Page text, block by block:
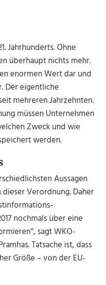
Jahrhunderts. Ohne
überhaupt nichts mehr.
enormen Wert dar und
Der eigentliche
mehreren Jahrzehnten.
müssen Unternehmen
Zweck und wie
werden.
Aussagen
Verordnung. Daher
nochmals über eine
sagt WKO-
Tatsache ist, dass
Größe – von der EU-